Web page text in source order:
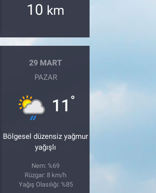
10 km
29 MART
PAZAR
11 °
Bölgesel düzensiz yağmur
yağışlı
Nem: %69
Rüzgar: 8 km/h
Yağış Olasılığı: %85